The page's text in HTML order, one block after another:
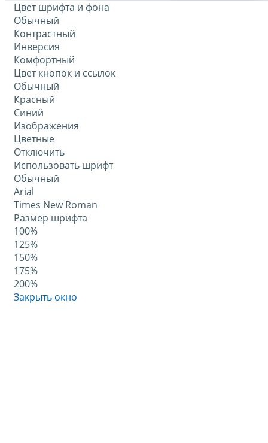
Цвет шрифта и фона
Обычный
Контрастный
Инверсия
Комфортный
Цвет кнопок и ссылок
Обычный
Красный
Синий
Изображения
Цветные
Отключить
Использовать шрифт
Обычный
Arial
Times New Roman
Размер шрифта
100%
125%
150%
175%
200%
Закрыть окно